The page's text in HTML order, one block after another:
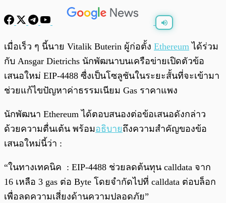
พร้อมเล่น 0:00
เมื่อเร็ว ๆ นี้นาย Vitalik Buterin ผู้ก่อตั้ง Ethereum ได้ร่วม
กับ Ansgar Dietrichs นักพัฒนาบนเครือข่ายเปิดตัวข้อ
เสนอใหม่ EIP-4488 ซื่งเป็นโซลูชันในระยะสั้นที่จะเข้ามา
ช่วยแก้ไขปัญหาค่าธรรมเนียม Gas ราคาแพง
นักพัฒนา Ethereum ได้ตอบสนองต่อข้อเสนอดังกล่าว
ด้วยความตื่นเต้น พร้อมอธิบายถึงความสำคัญของข้อ
เสนอใหม่นี้ว่า :
“ในทางเทคนิค : EIP-4488 ช่วยลดต้นทุน calldata จาก
16 เหลือ 3 gas ต่อ Byte โดยจำกัดไปที่ calldata ต่อบล็อก
เพื่อลดความเสี่ยงด้านความปลอดภัย”